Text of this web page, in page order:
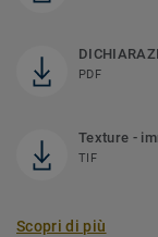
PDF
Texture -
TIF
Scopri di più